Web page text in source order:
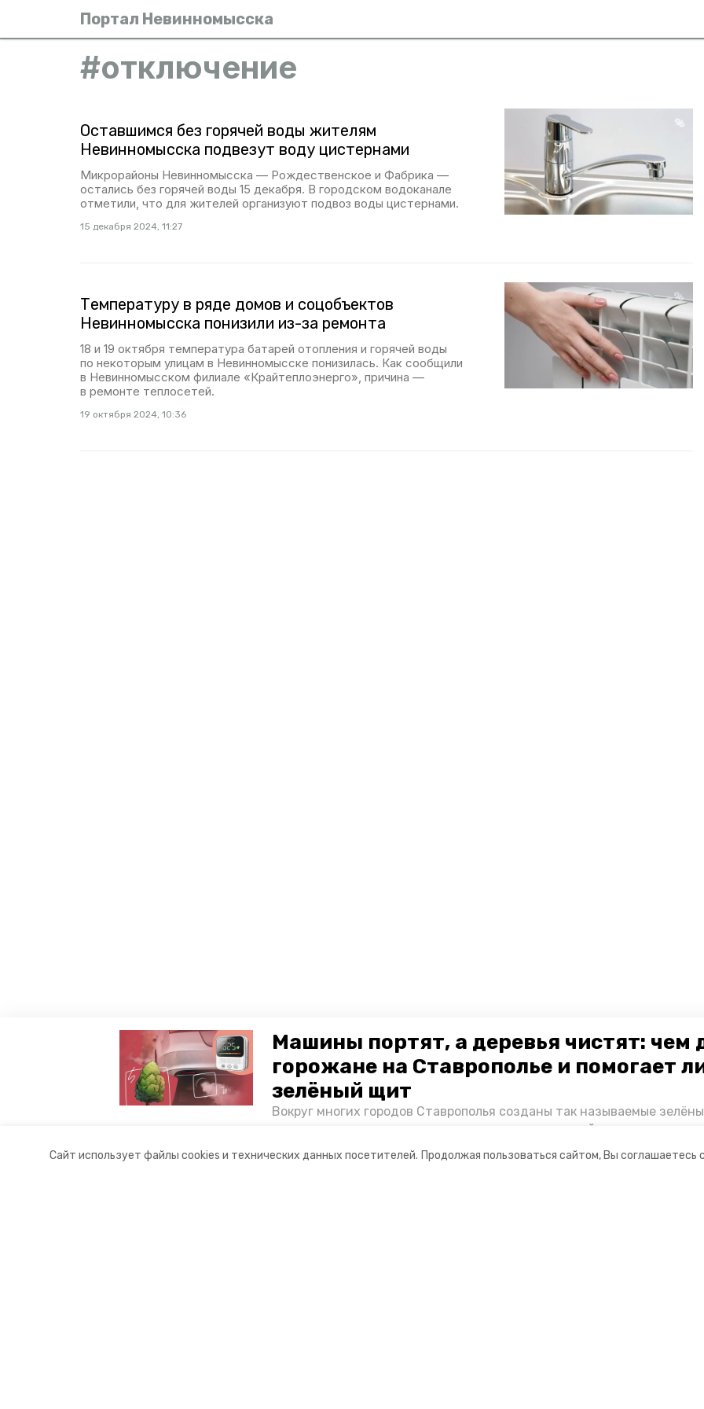
Сайт использует файлы cookies и технических данных посетителей. Продолжая пользоваться сайтом, Вы соглашаетесь с
Машины портят, а деревья чистят: чем
горожане на Ставрополье и помогает
зелёный щит
Вокруг многих городов Ставрополья созданы так называемые
лесопарковые зоны, снижающие негативное воздействие выхлопных
и каким воздухом дышат жители края, узнала корреспондент
Портал Невинномысска
#отключение
Оставшимся без горячей воды жителям
Невинномысска подвезут воду цистернами
Микрорайоны Невинномысска — Рождественское и Фабрика —
остались без горячей воды 15 декабря. В городском водоканале
отметили, что для жителей организуют подвоз воды цистернами.
15 декабря 2024, 11:27
Температуру в ряде домов и соцобъектов
Невинномысска понизили из-за ремонта
18 и 19 октября температура батарей отопления и горячей воды
по некоторым улицам в Невинномысске понизилась. Как сообщили
в Невинномысском филиале «Крайтеплоэнерго», причина —
в ремонте теплосетей.
19 октября 2024, 10:36